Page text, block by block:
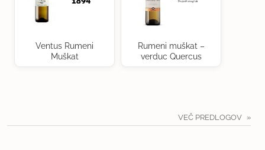
Ventus Rumeni
Muškat
Rumeni muškat –
verduc Quercus
VEČ PREDLOGOV